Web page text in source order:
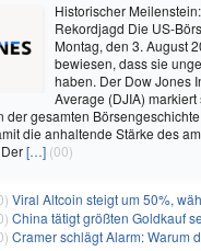
Historischer
Rekordjagd Die US-
Montag, den 3. August
bewiesen, dass sie
haben. Der Dow Jones
Average (DJIA)
der gesamten
die anhaltende Stärke des
[…] (00)
Viral Altcoin steigt um 50%, während
China tätigt größten Goldkauf seit 2023,
Cramer schlägt Alarm: Warum dieser Börsen-Crash die